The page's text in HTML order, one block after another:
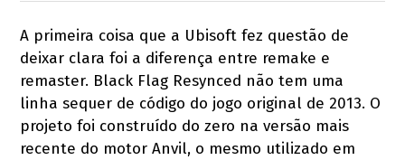
A primeira coisa que a Ubisoft fez questão de
deixar clara foi a diferença entre remake e
remaster. Black Flag Resynced não tem uma
linha sequer de código do jogo original de 2013. O
projeto foi construído do zero na versão mais
recente do motor Anvil, o mesmo utilizado em